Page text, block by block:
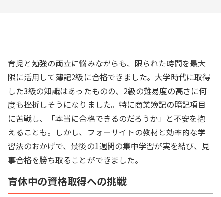
育児と勉強の両立に悩みながらも、限られた時間を最大
限に活用して簿記2級に合格できました。大学時代に取得
した3級の知識はあったものの、2級の難易度の高さに何
度も挫折しそうになりました。特に商業簿記の暗記項目
に苦戦し、「本当に合格できるのだろうか」と不安を抱
えることも。しかし、フォーサイトの教材と効率的な学
習法のおかげで、最後の1週間の集中学習が実を結び、見
事合格を勝ち取ることができました。
育休中の資格取得への挑戦